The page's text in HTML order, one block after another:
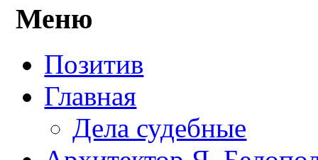
Меню
Позитив
Главная
Дела судебные